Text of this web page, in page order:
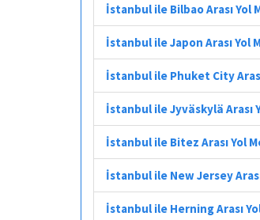
İstanbul ile Bilbao Arası Yol
İstanbul ile Japon Arası Yol
İstanbul ile Phuket City
İstanbul ile Jyväskylä Arası
İstanbul ile Bitez Arası Yol
İstanbul ile New Jersey
İstanbul ile Herning Arası